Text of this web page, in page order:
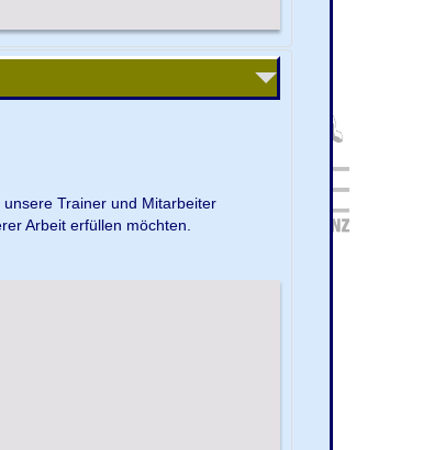
Trainer und Mitarbeiter
Arbeit erfüllen möchten.